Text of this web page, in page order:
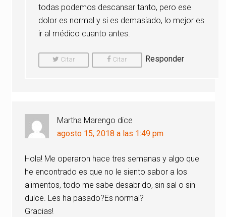
todas podemos descansar tanto, pero ese
dolor es normal y si es demasiado, lo mejor es
ir al médico cuanto antes.
Citar
Comentario
Citar
Comentario
Responder
Martha Marengo dice
agosto 15, 2018 a las 1:49 pm
Hola! Me operaron hace tres semanas y algo que
he encontrado es que no le siento sabor a los
alimentos, todo me sabe desabrido, sin sal o sin
dulce. Les ha pasado?Es normal?
Gracias!